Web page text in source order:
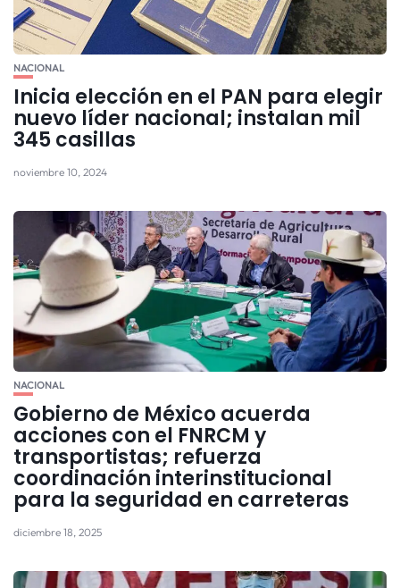
NACIONAL
Inicia elección en el PAN para elegir
nuevo líder nacional; instalan mil
345 casillas
noviembre 10, 2024
NACIONAL
Gobierno de México acuerda
acciones con el FNRCM y
transportistas; refuerza
coordinación interinstitucional
para la seguridad en carreteras
diciembre 18, 2025